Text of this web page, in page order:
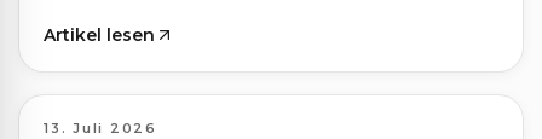
Artikel lesen
13. Juli 2026